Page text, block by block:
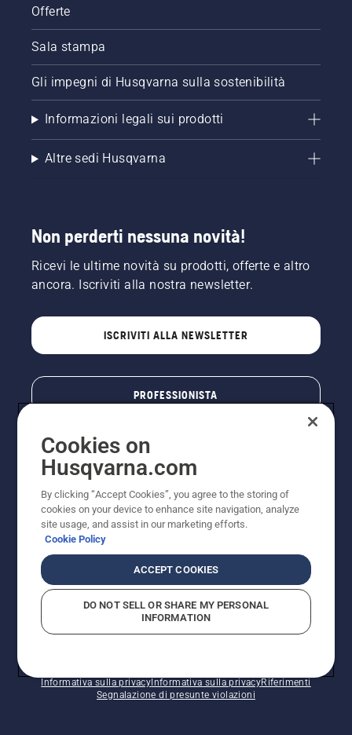
Offerte
Sala stampa
Gli impegni di Husqvarna sulla sostenibilità
Informazioni legali sui prodotti
Altre sedi Husqvarna
Non perderti nessuna novità!
Ricevi le ultime novità su prodotti, offerte e altro
ancora. Iscriviti alla nostra newsletter.
ISCRIVITI ALLA NEWSLETTER
PROFESSIONISTA
© Husqvarna AB (publ). Tutti i diritti riservati. I prezzi
pubblicati si intendono raccomandati e arrotondati, non
impegnativi, comprensivi di I.V.A. vigente. FERCAD SpA
- Via Retrone, 49 - 36077 Altavilla Vic. (VI) - Capitale
Sociale € 2.000.000 int. vers. P.I. e C.F. 01252490246 -
Informativa sulla privacy Informativa sulla privacyRiferimenti
Segnalazione di presunte violazioni
Cookies on
Husqvarna.com
By clicking “Accept Cookies”, you agree to the storing of
cookies on your device to enhance site navigation, analyze
site usage, and assist in our marketing efforts.
Cookie Policy
ACCEPT COOKIES
DO NOT SELL OR SHARE MY PERSONAL
INFORMATION